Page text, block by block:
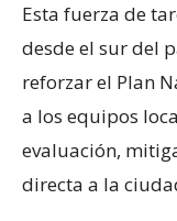
Esta fuerza de
desde el sur del
reforzar el Plan
a los equipos
evaluación,
directa a la